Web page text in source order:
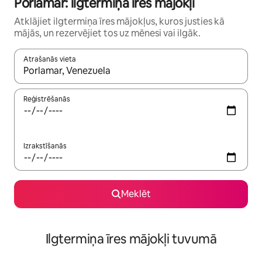
Atklājiet ilgtermiņa īres mājokļus, kuros justies kā
mājās, un rezervējiet tos uz mēnesi vai ilgāk.
Atrašanās vieta
Kad rezultāti kļūs pieejami, izmantojiet bultiņu uz augšu un
Reģistrēšanās
Izrakstīšanās
Meklēt
Ilgtermiņa īres mājokļi tuvumā